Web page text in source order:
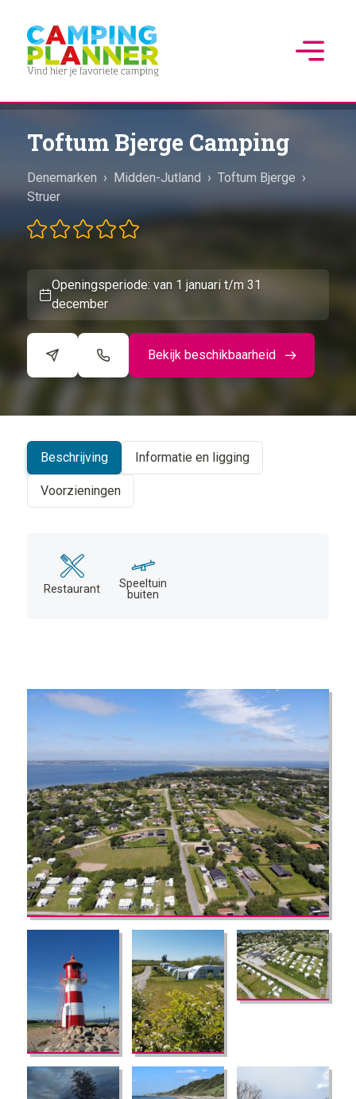
Toftum Bjerge Camping
Denemarken › Midden-Jutland › Toftum Bjerge ›
Struer
Openingsperiode: van 1 januari t/m 31
december
Bekijk beschikbaarheid
+
Beschrijving Informatie en ligging
Voorzieningen
Restaurant
Speeltuin
buiten